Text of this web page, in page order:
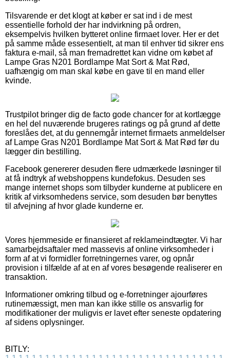
Tilsvarende er det klogt at køber er sat ind i de mest
essentielle forhold der har indvirkning på ordren,
eksempelvis hvilken bytteret online firmaet lover. Her er det
på samme måde essesentielt, at man til enhver tid sikrer ens
faktura e-mail, så man fremadrettet kan vidne om købet af
Lampe Gras N201 Bordlampe Mat Sort & Mat Rød,
uafhængig om man skal købe en gave til en mand eller
kvinde.
Trustpilot bringer dig de facto gode chancer for at kortlægge
en hel del nuværende brugeres ratings og på grund af dette
foreslåes det, at du gennemgår internet firmaets anmeldelser
af Lampe Gras N201 Bordlampe Mat Sort & Mat Rød før du
lægger din bestilling.
Facebook genererer desuden flere udmærkede løsninger til
at få indtryk af webshoppens kundefokus. Desuden ses
mange internet shops som tilbyder kunderne at publicere en
kritik af virksomhedens service, som desuden bør benyttes
til afvejning af hvor glade kunderne er.
Vores hjemmeside er finansieret af reklameindtægter. Vi har
samarbejdsaftaler med massevis af online virksomheder i
form af at vi formidler forretningernes varer, og opnår
provision i tilfælde af at en af vores besøgende realiserer en
transaktion.
Informationer omkring tilbud og e-forretninger ajourføres
rutinemæssigt, men man kan ikke stille os ansvarlig for
modifikationer der muligvis er lavet efter seneste opdatering
af sidens oplysninger.
BITLY: